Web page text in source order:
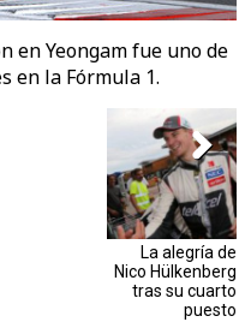
en Yeongam fue uno de
en la Fórmula 1.
La alegría de
Nico Hülkenberg
tras su cuarto
puesto